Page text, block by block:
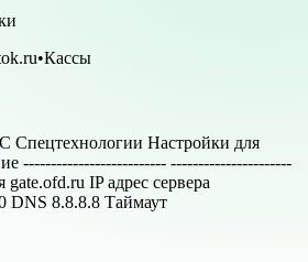
•Кассы
Настройки для
-------------------------- ----------------------
IP адрес сервера
DNS 8.8.8.8 Таймаут